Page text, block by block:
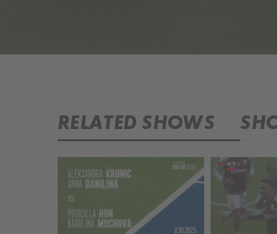
RELATED SHOWS